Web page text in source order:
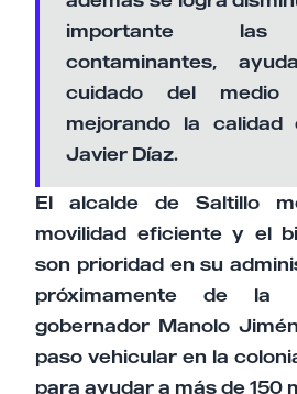
importante las
contaminantes,
cuidado del medio
mejorando la calidad
Javier Díaz.
El alcalde de Saltillo
movilidad eficiente y el
son prioridad en su
próximamente de
gobernador Manolo
paso vehicular en la
para ayudar a más de 150